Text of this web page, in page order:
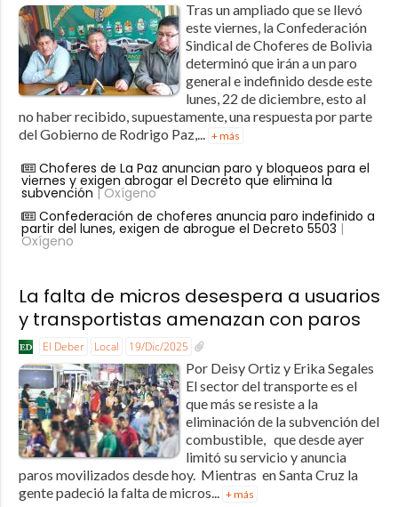
Tras un ampliado que se llevó
este viernes, la Confederación
Sindical de Choferes de Bolivia
determinó que irán a un paro
general e indefinido desde este
lunes, 22 de diciembre, esto al
no haber recibido, supuestamente, una respuesta por parte
del Gobierno de Rodrigo Paz,... + más
Choferes de La Paz anuncian paro y bloqueos para el
viernes y exigen abrogar el Decreto que elimina la
subvención | Oxígeno
Confederación de choferes anuncia paro indefinido a
partir del lunes, exigen de abrogue el Decreto 5503 |
Oxígeno
La falta de micros desespera a usuarios
y transportistas amenazan con paros
El Deber Local 19/Dic/2025
Por Deisy Ortiz y Erika Segales
El sector del transporte es el
que más se resiste a la
eliminación de la subvención del
combustible, que desde ayer
limitó su servicio y anuncia
paros movilizados desde hoy. Mientras en Santa Cruz la
gente padeció la falta de micros... + más